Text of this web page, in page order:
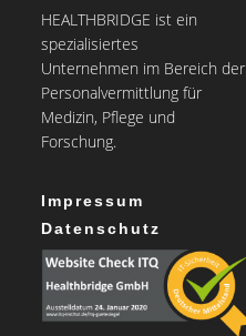
HEALTHBRIDGE ist ein
spezialisiertes
Unternehmen im Bereich der
Personalvermittlung für
Medizin, Pflege und
Forschung.
Impressum
Datenschutz